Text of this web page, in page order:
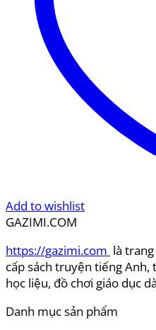
Add to wishlist
GAZIMI.COM
https://gazimi.com là
cấp sách truyện tiếng Anh,
học liệu, đồ chơi giáo dục
Danh mục sản phẩm